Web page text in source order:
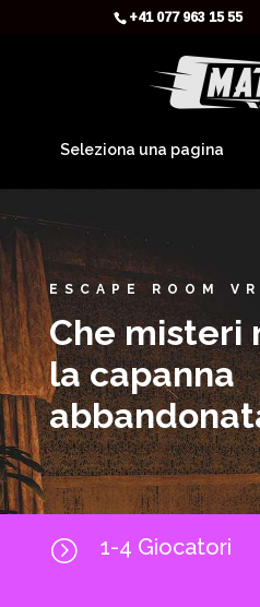
+41 077 963 15 55
Seleziona una pagina
ESCAPE ROOM VR
Che misteri
la capanna
= 1-4 Giocatori